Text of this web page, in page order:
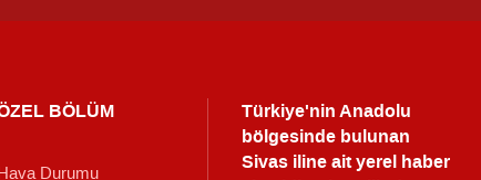
BÖLÜM
Durumu
Türkiye'nin Anadolu
bölgesinde bulunan
Sivas iline ait yerel haber